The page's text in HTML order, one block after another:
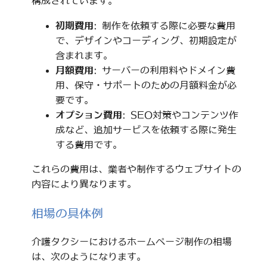
初期費用: 制作を依頼する際に必要な費用
で、デザインやコーディング、初期設定が
含まれます。
月額費用: サーバーの利用料やドメイン費
用、保守・サポートのための月額料金が必
要です。
オプション費用: SEO対策やコンテンツ作
成など、追加サービスを依頼する際に発生
する費用です。
これらの費用は、業者や制作するウェブサイトの
内容により異なります。
相場の具体例
介護タクシーにおけるホームページ制作の相場
は、次のようになります。